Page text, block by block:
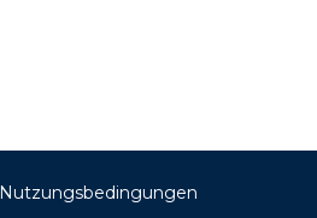
Nutzungsbedingungen